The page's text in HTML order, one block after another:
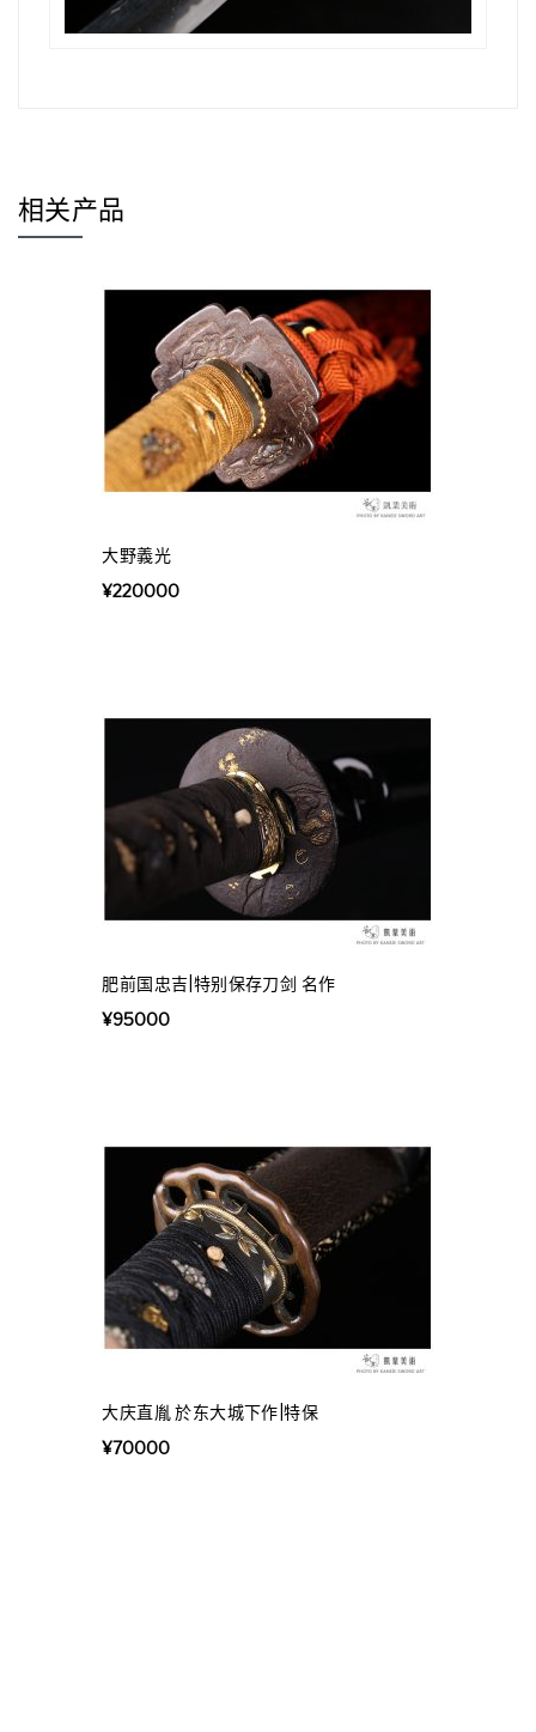
相关产品
大野義光
¥220000
肥前国忠吉|特别保存刀剑 名作
¥95000
大庆直胤 於东大城下作|特保
¥70000